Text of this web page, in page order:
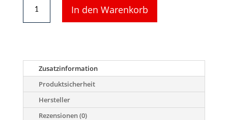
18535
-
im
Holzgestell
Menge
In den Warenkorb
Zusatzinformation
Produktsicherheit
Hersteller
Rezensionen (0)